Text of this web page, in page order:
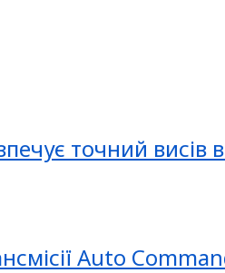
точний
Auto